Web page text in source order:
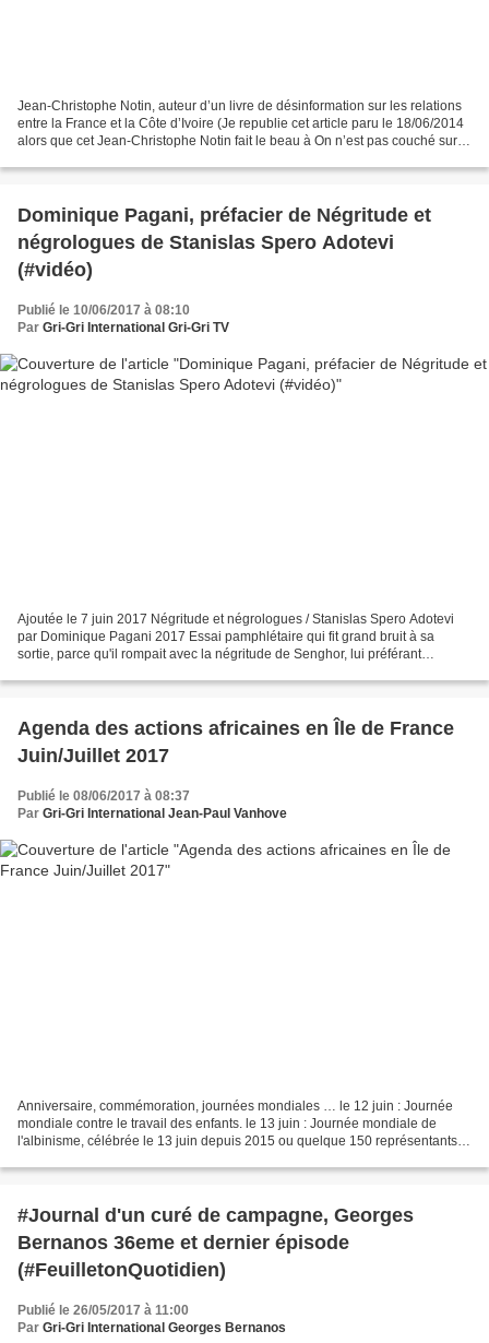
Jean-Christophe Notin, auteur d’un livre de désinformation sur les relations
entre la France et la Côte d’Ivoire (Je republie cet article paru le 18/06/2014
alors que cet Jean-Christophe Notin fait le beau à On n’est pas couché sur
Dominique Pagani, préfacier de Négritude et
négrologues de Stanislas Spero Adotevi
(#vidéo)
Publié le 10/06/2017 à 08:10
Par Gri-Gri International Gri-Gri TV
Ajoutée le 7 juin 2017 Négritude et négrologues / Stanislas Spero Adotevi
par Dominique Pagani 2017 Essai pamphlétaire qui fit grand bruit à sa
sortie, parce qu'il rompait avec la négritude de Senghor, lui préférant
Agenda des actions africaines en Île de France
Juin/Juillet 2017
Publié le 08/06/2017 à 08:37
Par Gri-Gri International Jean-Paul Vanhove
Anniversaire, commémoration, journées mondiales … le 12 juin : Journée
mondiale contre le travail des enfants. le 13 juin : Journée mondiale de
l'albinisme, célébrée le 13 juin depuis 2015 ou quelque 150 représentants
#Journal d'un curé de campagne, Georges
Bernanos 36eme et dernier épisode
(#FeuilletonQuotidien)
Publié le 26/05/2017 à 11:00
Par Gri-Gri International Georges Bernanos